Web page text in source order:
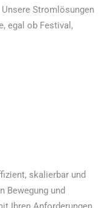
Stromlösungen
egal ob Festival,
skalierbar und
Bewegung und